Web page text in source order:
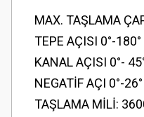
MAX. TAŞLAMA
TEPE AÇISI 0°-180°
KANAL AÇISI 0°-
NEGATİF AÇI 0°-26°
TAŞLAMA MİLİ: